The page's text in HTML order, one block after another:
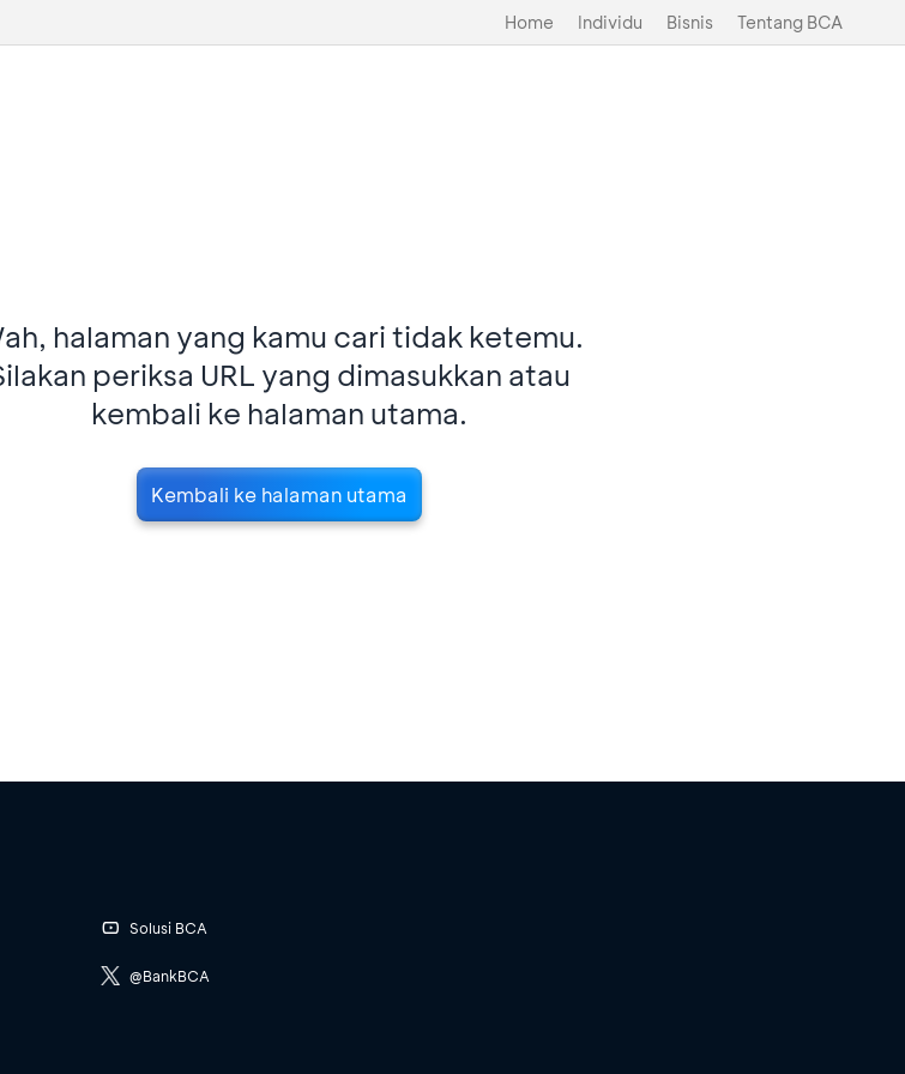
Home Individu Bisnis Tentang BCA
halaman yang kamu cari tidak ketemu.
periksa URL yang dimasukkan atau
kembali ke halaman utama.
Kembali ke halaman utama
Solusi BCA
@BankBCA